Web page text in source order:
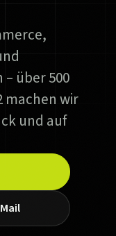
über 500
machen wir
und auf
Mail